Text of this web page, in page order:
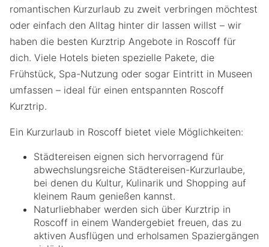
romantischen Kurzurlaub zu zweit verbringen möchtest
oder einfach den Alltag hinter dir lassen willst – wir
haben die besten Kurztrip Angebote in Roscoff für
dich. Viele Hotels bieten spezielle Pakete, die
Frühstück, Spa-Nutzung oder sogar Eintritt in Museen
umfassen – ideal für einen entspannten Roscoff
Kurztrip.
Ein Kurzurlaub in Roscoff bietet viele Möglichkeiten:
Städtereisen eignen sich hervorragend für
abwechslungsreiche Städtereisen-Kurzurlaube,
bei denen du Kultur, Kulinarik und Shopping auf
kleinem Raum genießen kannst.
Naturliebhaber werden sich über Kurztrip in
Roscoff in einem Wandergebiet freuen, das zu
aktiven Ausflügen und erholsamen Spaziergängen